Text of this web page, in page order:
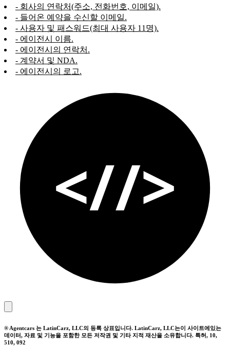
- 회사의 연락처(주소, 전화번호, 이메일).
- 들어온 예약을 수신할 이메일.
- 사용자 및 패스워드(최대 사용자 11명).
- 에이전시 이름.
- 에이전시의 연락처.
- 계약서 및 NDA.
- 에이전시의 로고.
® Agentcars 는 LatinCarz, LLC의 등록 상표입니다. LatinCarz, LLC는이 사이트에있는
데이터, 자료 및 기능을 포함한 모든 저작권 및 기타 지적 재산을 소유합니다. 특허, 10,
510, 092